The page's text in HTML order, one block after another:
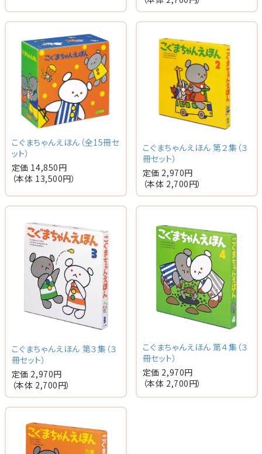
こぐまちゃんえほん（全15冊セ
ット）
定価 14,850円
（本体 13,500円）
こぐまちゃんえほん 第２集（３
冊セット）
定価 2,970円
（本体 2,700円）
こぐまちゃんえほん 第３集（３
冊セット）
定価 2,970円
（本体 2,700円）
こぐまちゃんえほん 第４集（３
冊セット）
定価 2,970円
（本体 2,700円）